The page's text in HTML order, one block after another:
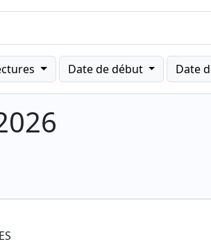
Date de début Date